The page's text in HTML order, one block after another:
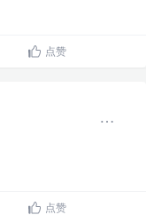
点赞
点赞